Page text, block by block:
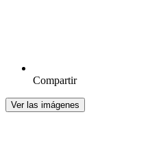
Compartir
Ver las imágenes